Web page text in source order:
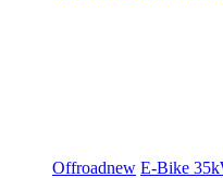
Offroadnew E-Bike